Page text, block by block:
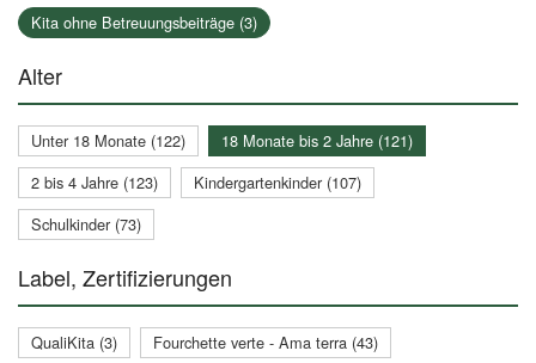
Kita ohne Betreuungsbeiträge (3)
Alter
Unter 18 Monate (122)
18 Monate bis 2 Jahre (121)
2 bis 4 Jahre (123)
Kindergartenkinder (107)
Schulkinder (73)
Label, Zertifizierungen
QualiKita (3)
Fourchette verte - Ama terra (43)